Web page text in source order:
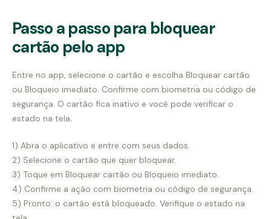
Passo a passo para bloquear
cartão pelo app
Entre no app, selecione o cartão e escolha Bloquear cartão
ou Bloqueio imediato. Confirme com biometria ou código de
segurança. O cartão fica inativo e você pode verificar o
estado na tela.
1) Abra o aplicativo e entre com seus dados.
2) Selecione o cartão que quer bloquear.
3) Toque em Bloquear cartão ou Bloqueio imediato.
4) Confirme a ação com biometria ou código de segurança.
5) Pronto: o cartão está bloqueado. Verifique o estado na